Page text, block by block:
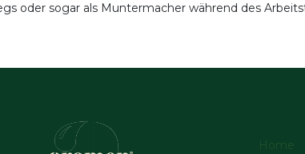
oder sogar als Muntermacher während des
Home